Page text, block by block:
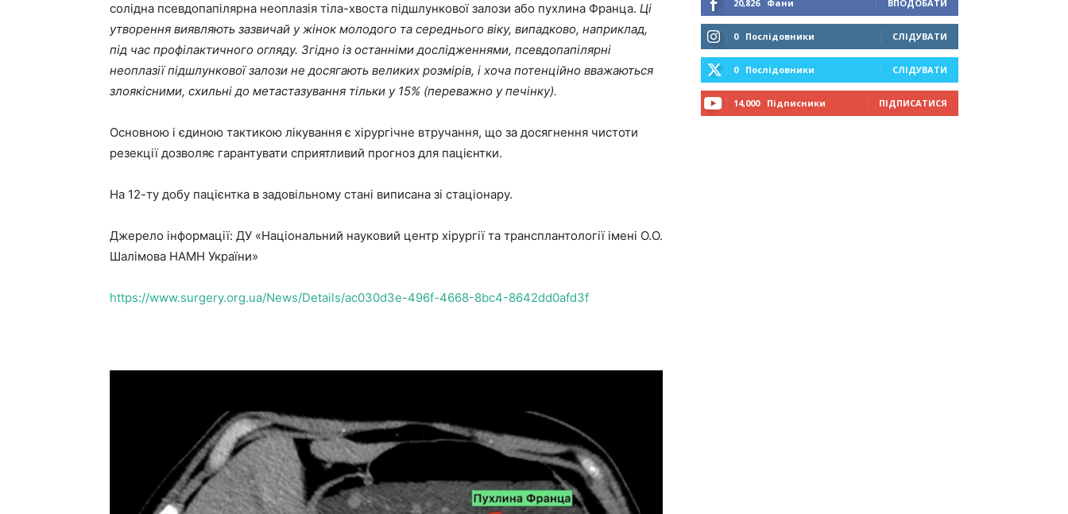
солідна псевдопапілярна неоплазія тіла-хвоста підшлункової залози або пухлина Франца. Ці
утворення виявляють зазвичай у жінок молодого та середнього віку, випадково, наприклад,
під час профілактичного огляду. Згідно із останніми дослідженнями, псевдопапілярні
неоплазії підшлункової залози не досягають великих розмірів, і хоча потенційно вважаються
злоякісними, схильні до метастазування тільки у 15% (переважно у печінку).
Основною і єдиною тактикою лікування є хірургічне втручання, що за досягнення чистоти
резекції дозволяє гарантувати сприятливий прогноз для пацієнтки.
На 12-ту добу пацієнтка в задовільному стані виписана зі стаціонару.
Джерело інформації: ДУ «Національний науковий центр хірургії та трансплантології імені О.О.
Шалімова НАМН України»
https://www.surgery.org.ua/News/Details/ac030d3e-496f-4668-8bc4-8642dd0afd3f
20,826 Фани ВПОДОБАТИ
0 Послідовники СЛІДУВАТИ
0 Послідовники СЛІДУВАТИ
14,000 Підписники ПІДПИСАТИСЯ